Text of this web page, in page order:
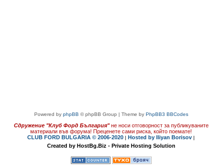
Powered by phpBB © phpBB Group | Theme by PhpBB3 BBCodes
Сдружение "Клуб Форд България" не носи отговорност за публикуваните
материали във форума! Преценете сами риска, който поемате!
CLUB FORD BULGARIA © 2006-2020 | Hosted by Iliyan Borisov |
Created by HostBg.Biz - Private Hosting Solution